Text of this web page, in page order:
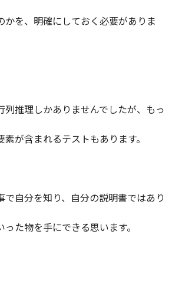
かを、明確にしておく必要がありま
列推理しかありませんでしたが、もっ
が含まれるテストもあります。
で自分を知り、自分の説明書ではあり
た物を手にできる思います。